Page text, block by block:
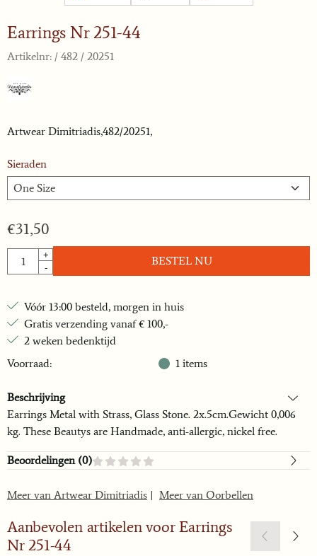
Earrings Nr 251-44
Artikelnr: / 482 / 20251
Artwear Dimitriadis,482/20251,
Sieraden
€31,50
Aantal
+
-
BESTEL NU
Vóór 13:00 besteld, morgen in huis
Gratis verzending vanaf € 100,-
2 weken bedenktijd
Voorraad:
1 items
Beschrijving
Earrings Metal with Strass, Glass Stone. 2x.5cm.Gewicht 0,006
kg. These Beautys are Handmade, anti-allergic, nickel free.
Beoordelingen (0)
Meer van Artwear Dimitriadis | Meer van Oorbellen
Aanbevolen artikelen voorEarrings
Nr 251-44